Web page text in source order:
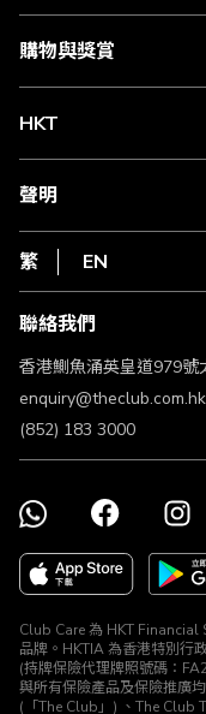
媒體中心
會籍及專屬禮遇
賺取積分
購物與獎賞
物流與配送
Club Shopping 商品領取
常見問題
HKT
csl.
1010
HKT
聲明
私隱聲明
使用條款
條款及細則
不歧視及不騷擾聲明
認可牌照及通告
繁 EN
聯絡我們
香港鰂魚涌英皇道979
enquiry@theclub.com.hk
(852) 183 3000
Club Care 為 HKT Financial
品牌。HKTIA 為香港特別行
(持牌保險代理牌照號碼：
與所有保險產品及保險推廣
(「The Club」) 、The Club